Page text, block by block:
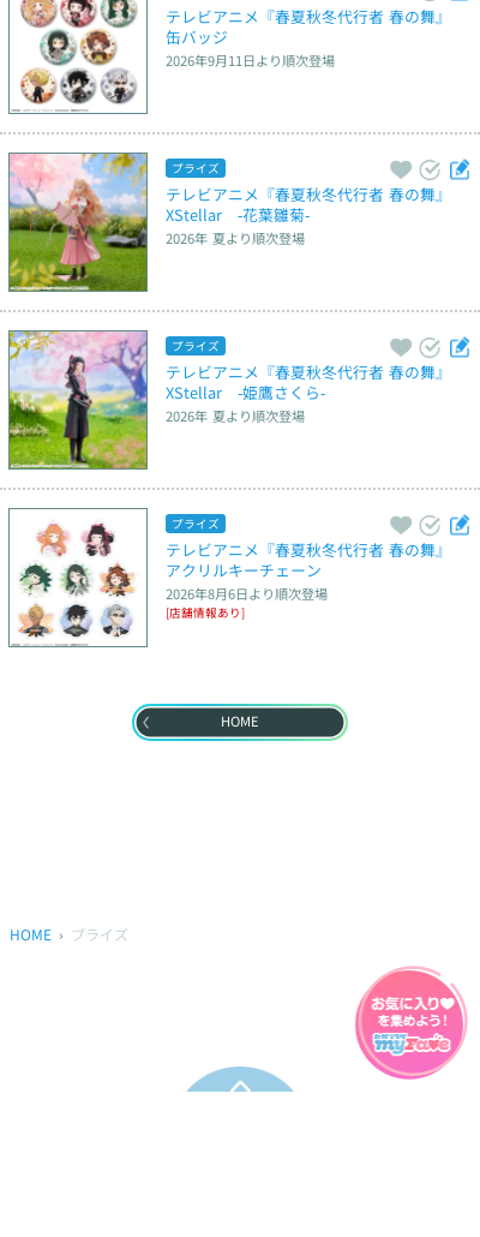
テレビアニメ『春夏秋冬代行者 春の舞』
缶バッジ
2026年9月11日より順次登場
プライズ
テレビアニメ『春夏秋冬代行者 春の舞』
XStellar　‐花葉雛菊‐
2026年 夏より順次登場
プライズ
テレビアニメ『春夏秋冬代行者 春の舞』
XStellar　‐姫鷹さくら‐
2026年 夏より順次登場
プライズ
テレビアニメ『春夏秋冬代行者 春の舞』
アクリルキーチェーン
2026年8月6日より順次登場
[店舗情報あり]
HOME
HOME プライズ